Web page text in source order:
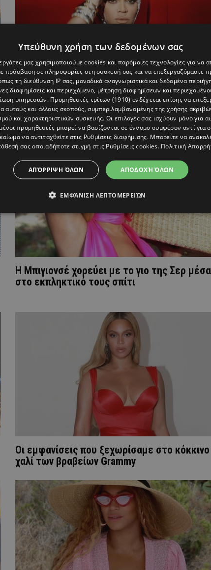
Beyonce: Ανακοίνωσε την περιοδεία της
2023 με μία απίστευτη φωτογραφία
Η Μπιγιονσέ χορεύει με το γιο της Σερ μέσα
στο εκπληκτικό τους σπίτι
Οι εμφανίσεις που ξεχωρίσαμε στο κόκκινο
χαλί των βραβείων Grammy
Υπεύθυνη χρήση των δεδομένων σας
μας χρησιμοποιούμε cookies και παρόμοιες τεχνολογίες για να
πρόσβαση σε πληροφορίες στη συσκευή σας και να επεξεργαζόμαστε
τη διεύθυνση IP σας, μοναδικά αναγνωριστικά και δεδομένα
διαφημίσεις και περιεχόμενο, μέτρηση διαφημίσεων και
υπηρεσιών. Προμηθευτές τρίτων (1910) ενδέχεται επίσης να
αυτούς και άλλους σκοπούς, συμπεριλαμβανομένης της χρήσης
και χαρακτηριστικών συσκευής. Οι επιλογές σας ισχύουν μόνο για
προμηθευτές μπορεί να βασίζονται σε έννομο συμφέρον αντί για
να αντιταχθείτε στις Ρυθμίσεις διαφήμισης. Μπορείτε να
σας οποιαδήποτε στιγμή στις Ρυθμίσεις cookies. Πολιτική
ΑΠΟΔΟΧΉ ΌΛΩΝ
ΑΠΌΡΡΙΨΗ ΌΛΩΝ
ΕΜΦΆΝΙΣΗ ΛΕΠΤΟΜΕΡΕΙΏΝ